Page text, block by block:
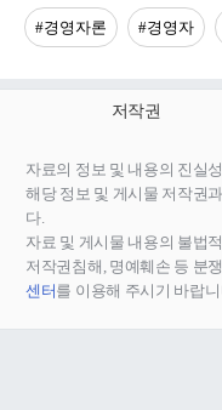
#경영자론 #경영자
저작권
자료의 정보 및 내용의 진실
해당 정보 및 게시물 저작권
다.
자료 및 게시물 내용의 불법
저작권침해, 명예훼손 등 분
센터를 이용해 주시기 바랍